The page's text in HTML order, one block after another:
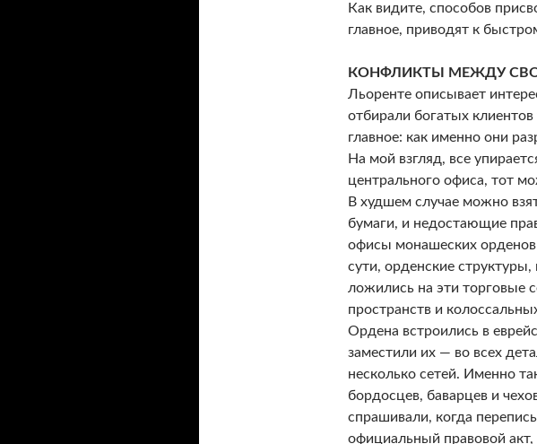
Как видите, способов
главное, приводят к
КОНФЛИКТЫ МЕЖДУ
Льоренте описывает
отбирали богатых
главное: как именно они
На мой взгляд, все
центрального офиса, тот
В худшем случае можно
бумаги, и недостающие
офисы монашеских орденов
сути, орденские структуры,
ложились на эти торговые
пространств и
Ордена встроились в
заместили их — во всех
несколько сетей. Именно
бордосцев, баварцев и
спрашивали, когда
официальный правовой